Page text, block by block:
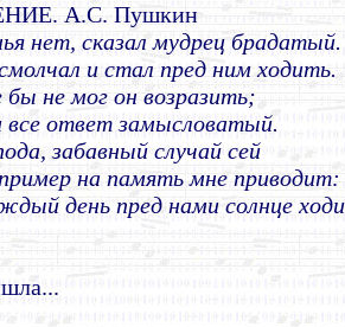
А.С. Пушкин
нет, сказал мудрец брадатый.
и стал пред ним ходить.
бы не мог он возразить;
все ответ замысловатый.
забавный случай сей
на память мне приводит:
день пред нами солнце